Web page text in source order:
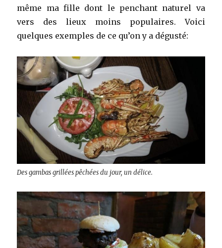
même ma fille dont le penchant naturel va
vers des lieux moins populaires. Voici
quelques exemples de ce qu’on y a dégusté:
Des gambas grillées pêchées du jour, un délice.